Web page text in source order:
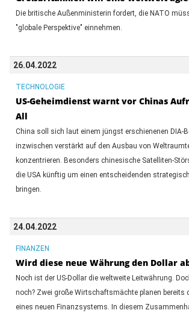
Die britische Außenministerin fordert, die NATO
"globale Perspektive" einnehmen.
26.04.2022
TECHNOLOGIE
US-Geheimdienst warnt vor Chinas
All
China soll sich laut einem jüngst erschienenen DIA-
inzwischen verstärkt auf den Ausbau von
konzentrieren. Besonders chinesische Satelliten-
die USA künftig um einen entscheidenden
bringen.
24.04.2022
FINANZEN
Wird diese neue Währung den Dollar
Noch ist der US-Dollar die weltweite Leitwährung.
noch? Zwei große Wirtschaftsmächte planen bereits
eines neuen Finanzsystems. In diesem